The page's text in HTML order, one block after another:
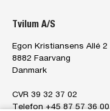
Tvilum A/S
Egon Kristiansens Allé 2
8882 Faarvang
Danmark
CVR 39 32 37 02
Telefon +45 87 57 36 00